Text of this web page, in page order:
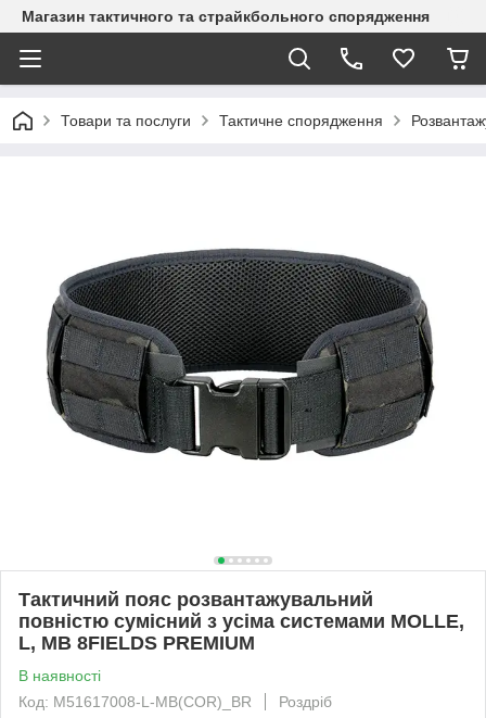
Магазин тактичного та страйкбольного спорядження
Товари та послуги Тактичне спорядження
Тактичний пояс розвантажувальний
повністю сумісний з усіма системами MOLLE,
L, MB 8FIELDS PREMIUM
В наявності
Код: M51617008-L-MB(COR)_BR
Роздріб